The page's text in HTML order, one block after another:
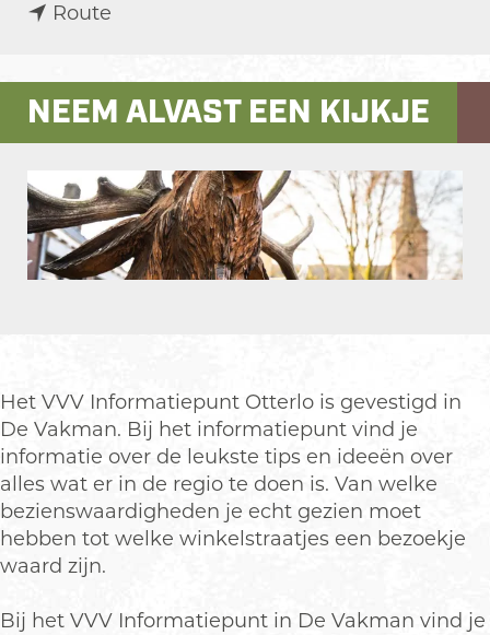
V
V
I
n
f
o
r
m
e
p
u
n
t
O
e
Route
r
V
V
V
I
n
f
o
t
i
e
p
u
n
t
NEEM ALVAST EEN KIJKJE
n
p
o
p
u
p
m
t
Het VVV Informatiepunt Otterlo is gevestigd in
De Vakman. Bij het informatiepunt vind je
informatie over de leukste tips en ideeën over
alles wat er in de regio te doen is. Van welke
bezienswaardigheden je echt gezien moet
hebben tot welke winkelstraatjes een bezoekje
waard zijn.
Bij het VVV Informatiepunt in De Vakman vind je